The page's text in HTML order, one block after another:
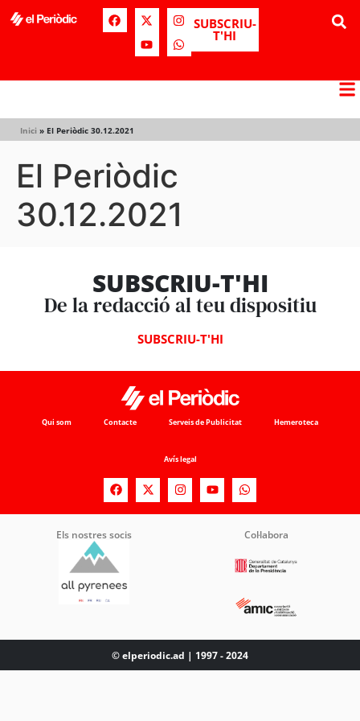
SUBSCRIU-
T'HI
Inici » El Periòdic 30.12.2021
El Periòdic
30.12.2021
SUBSCRIU-T'HI
De la redacció al teu dispositiu
SUBSCRIU-T'HI
Qui som Contacte Serveis de Publicitat Hemeroteca
Avís legal
Els nostres socis Col·labora
© elperiodic.ad | 1997 - 2024